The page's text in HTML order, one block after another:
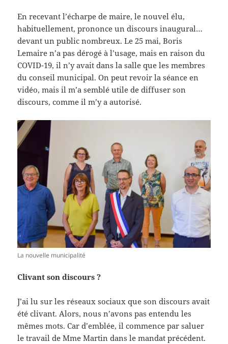
En recevant l’écharpe de maire, le nouvel élu,
habituellement, prononce un discours inaugural…
devant un public nombreux. Le 25 mai, Boris
Lemaire n’a pas dérogé à l’usage, mais en raison du
COVID-19, il n’y avait dans la salle que les membres
du conseil municipal. On peut revoir la séance en
vidéo, mais il m’a semblé utile de diffuser son
discours, comme il m’y a autorisé.
La nouvelle municipalité
Clivant son discours ?
J’ai lu sur les réseaux sociaux que son discours avait
été clivant. Alors, nous n’avons pas entendu les
mêmes mots. Car d’emblée, il commence par saluer
le travail de Mme Martin dans le mandat précédent.